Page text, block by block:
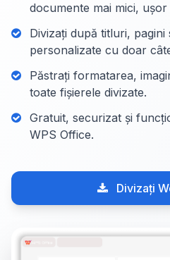
documente mai mici, ușor
Divizați după titluri, pagini
personalizate cu doar
Păstrați formatarea,
toate fișierele divizate.
Gratuit, securizat și
WPS Office.
Divizați